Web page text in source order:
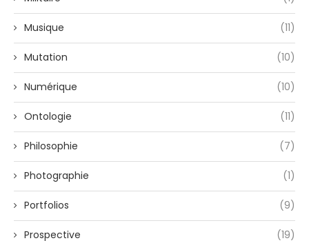
Musique (11)
Mutation (10)
Numérique (10)
Ontologie (11)
Philosophie (7)
Photographie (1)
Portfolios (9)
Prospective (19)